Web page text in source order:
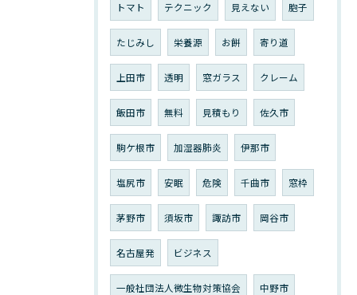
トマト テクニック 見えない 胞子
たじみし 栄養源 お餅 寄り道
上田市 透明 窓ガラス クレーム
飯田市 無料 見積もり 佐久市
駒ケ根市 加湿器肺炎 伊那市
塩尻市 安眠 危険 千曲市 窓枠
茅野市 須坂市 諏訪市 岡谷市
名古屋発 ビジネス
一般社団法人微生物対策協会 中野市